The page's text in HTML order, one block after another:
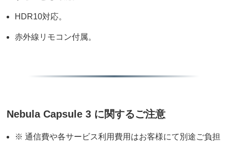
HDR10対応。
赤外線リモコン付属。
Nebula Capsule 3 に関するご注意
※ 通信費や各サービス利用費用はお客様にて別途ご負担